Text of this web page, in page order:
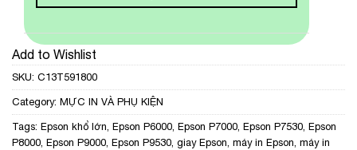
Add to Wishlist
SKU: C13T591800
Category: MỰC IN VÀ PHỤ KIỆN
Tags: Epson khổ lớn Epson P6000 Epson P7000 Epson P7530 Epson
P8000 Epson P9000 Epson P9530 giay Epson máy in Epson máy in